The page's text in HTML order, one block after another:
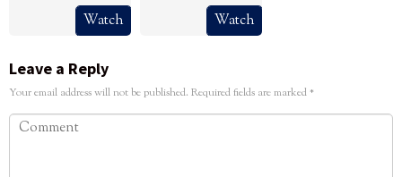
Watch Watch
Leave a Reply
Your email address will not be published. Required fields are marked*